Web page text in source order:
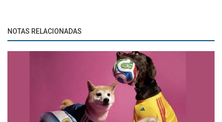
NOTAS RELACIONADAS